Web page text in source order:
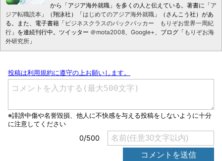
から「アジア海外就職」を多くの人と伝えている。著書に「ア
ジア転職読本 」（翔泳社）「はじめてのアジア海外就職 」（さんこう社）があ
る。また、電子書籍「 ビジネスクラスのバックパッカー もりぞお世界一周紀
行 」を連続刊行中。ツイッター ＠mota2008、 Google+、ブログ「 もりぞお海
外研究所 」